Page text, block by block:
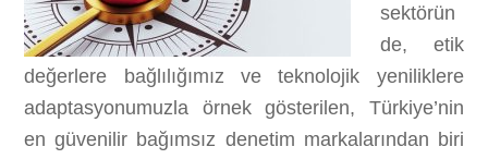
sektörün
de, etik
değerlere bağlılığımız ve teknolojik yeniliklere
adaptasyonumuzla örnek gösterilen, Türkiye’nin
en güvenilir bağımsız denetim markalarından biri